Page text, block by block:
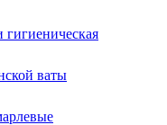
гигиеническая
ваты